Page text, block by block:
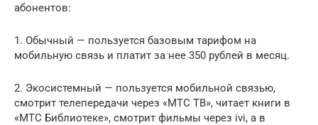
абонентов:
1. Обычный — пользуется базовым тарифом на
мобильную связь и платит за нее 350 рублей в месяц.
2. Экосистемный — пользуется мобильной связью,
смотрит телепередачи через «МТС ТВ», читает книги в
«МТС Библиотеке», смотрит фильмы через ivi, а в